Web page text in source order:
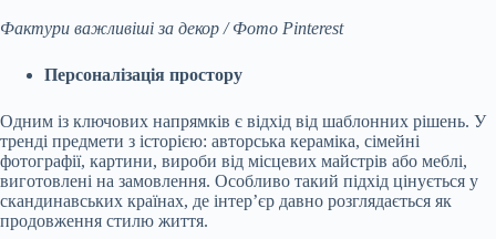
Фактури важливіші за декор / Фото Pinterest
Персоналізація простору
Одним із ключових напрямків є відхід від шаблонних рішень. У
тренді предмети з історією: авторська кераміка, сімейні
фотографії, картини, вироби від місцевих майстрів або меблі,
виготовлені на замовлення. Особливо такий підхід цінується у
скандинавських країнах, де інтер’єр давно розглядається як
продовження стилю життя.